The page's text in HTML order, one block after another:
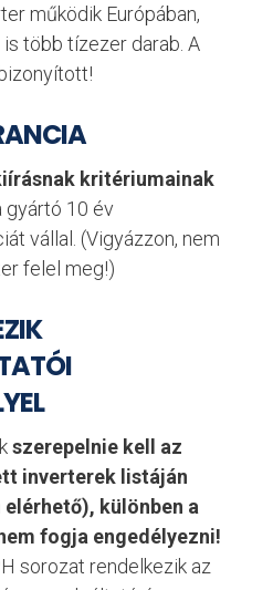
működik Európában,
is több tízezer darab. A
kritériumainak
gyártó 10 év
vállal. (Vigyázzon, nem
felel meg!)
szerepelnie kell az
inverterek listáján
különben a
fogja engedélyezni!
sorozat rendelkezik az